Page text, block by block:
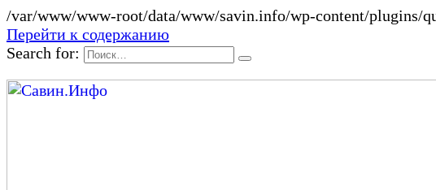
/var/www/www-root/data/www/savin.info/wp-content/plugins/
Перейти к содержанию
Search for: